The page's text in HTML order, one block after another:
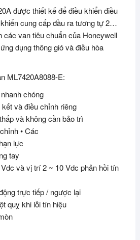
được thiết kế để điều khiển điều
cung cấp đầu ra tương tự 2…
các van tiêu chuẩn của Honeywell
dụng thông gió và điều hòa
ML7420A8088-E:
chóng
và điều chỉnh riêng
và không cần bảo trì
• Các
lực
tay
và vị trí 2 ~ 10 Vdc phản hồi tín
trực tiếp / ngược lại
quỵ khi lỗi tín hiệu